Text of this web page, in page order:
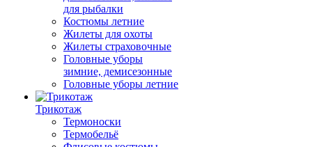
для рыбалки
Костюмы летние
Жилеты для охоты
Жилеты страховочные
Головные уборы
зимние, демисезонные
Головные уборы летние
Трикотаж
Термоноски
Термобельё